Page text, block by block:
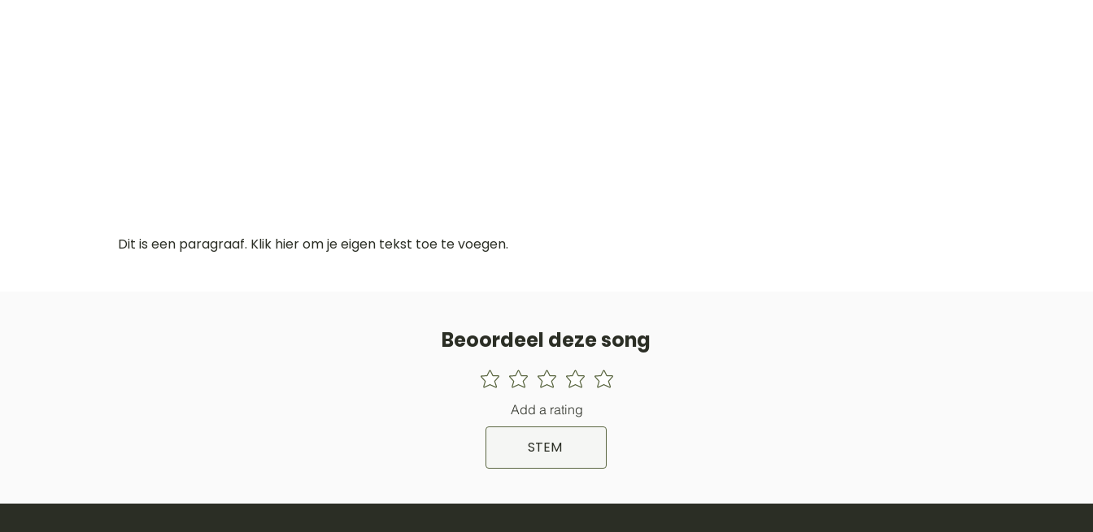
Dit is een paragraaf. Klik hier om je eigen tekst toe te voegen.
Beoordeel deze song
Add a rating
STEM